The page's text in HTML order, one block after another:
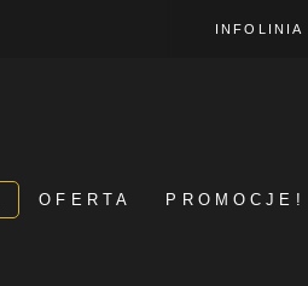
INFOLINIA
OFERTA PROMOCJE!